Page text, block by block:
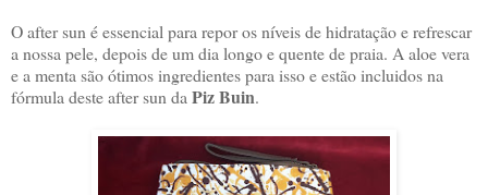
O after sun é essencial para repor os níveis de hidratação e refrescar
a nossa pele, depois de um dia longo e quente de praia. A aloe vera
e a menta são ótimos ingredientes para isso e estão incluidos na
fórmula deste after sun da Piz Buin.